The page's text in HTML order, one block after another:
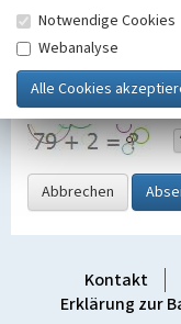
Sicherheitsabfrage
Grafik ein
Abbrechen
Kontakt
Erklärung zur
Notwendige Cookies
Webanalyse